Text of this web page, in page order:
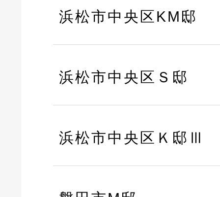
浜松市中央区KM邸
浜松市中央区Ｓ邸
浜松市中央区Ｋ邸Ⅲ